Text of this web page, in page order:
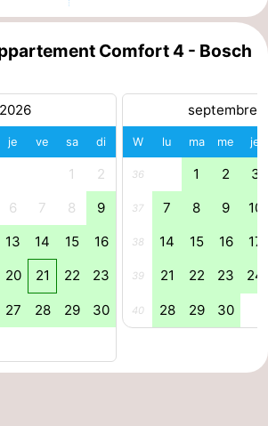
Comfort 4 - Bosch
je ve sa di
1 2
6 7 8 9
13 14 15 16
20 21 22 23
27 28 29 30
septembre
W lu ma me je
36 1 2 3
37 7 8 9 10
38 14 15 16 17
39 21 22 23 24
40 28 29 30